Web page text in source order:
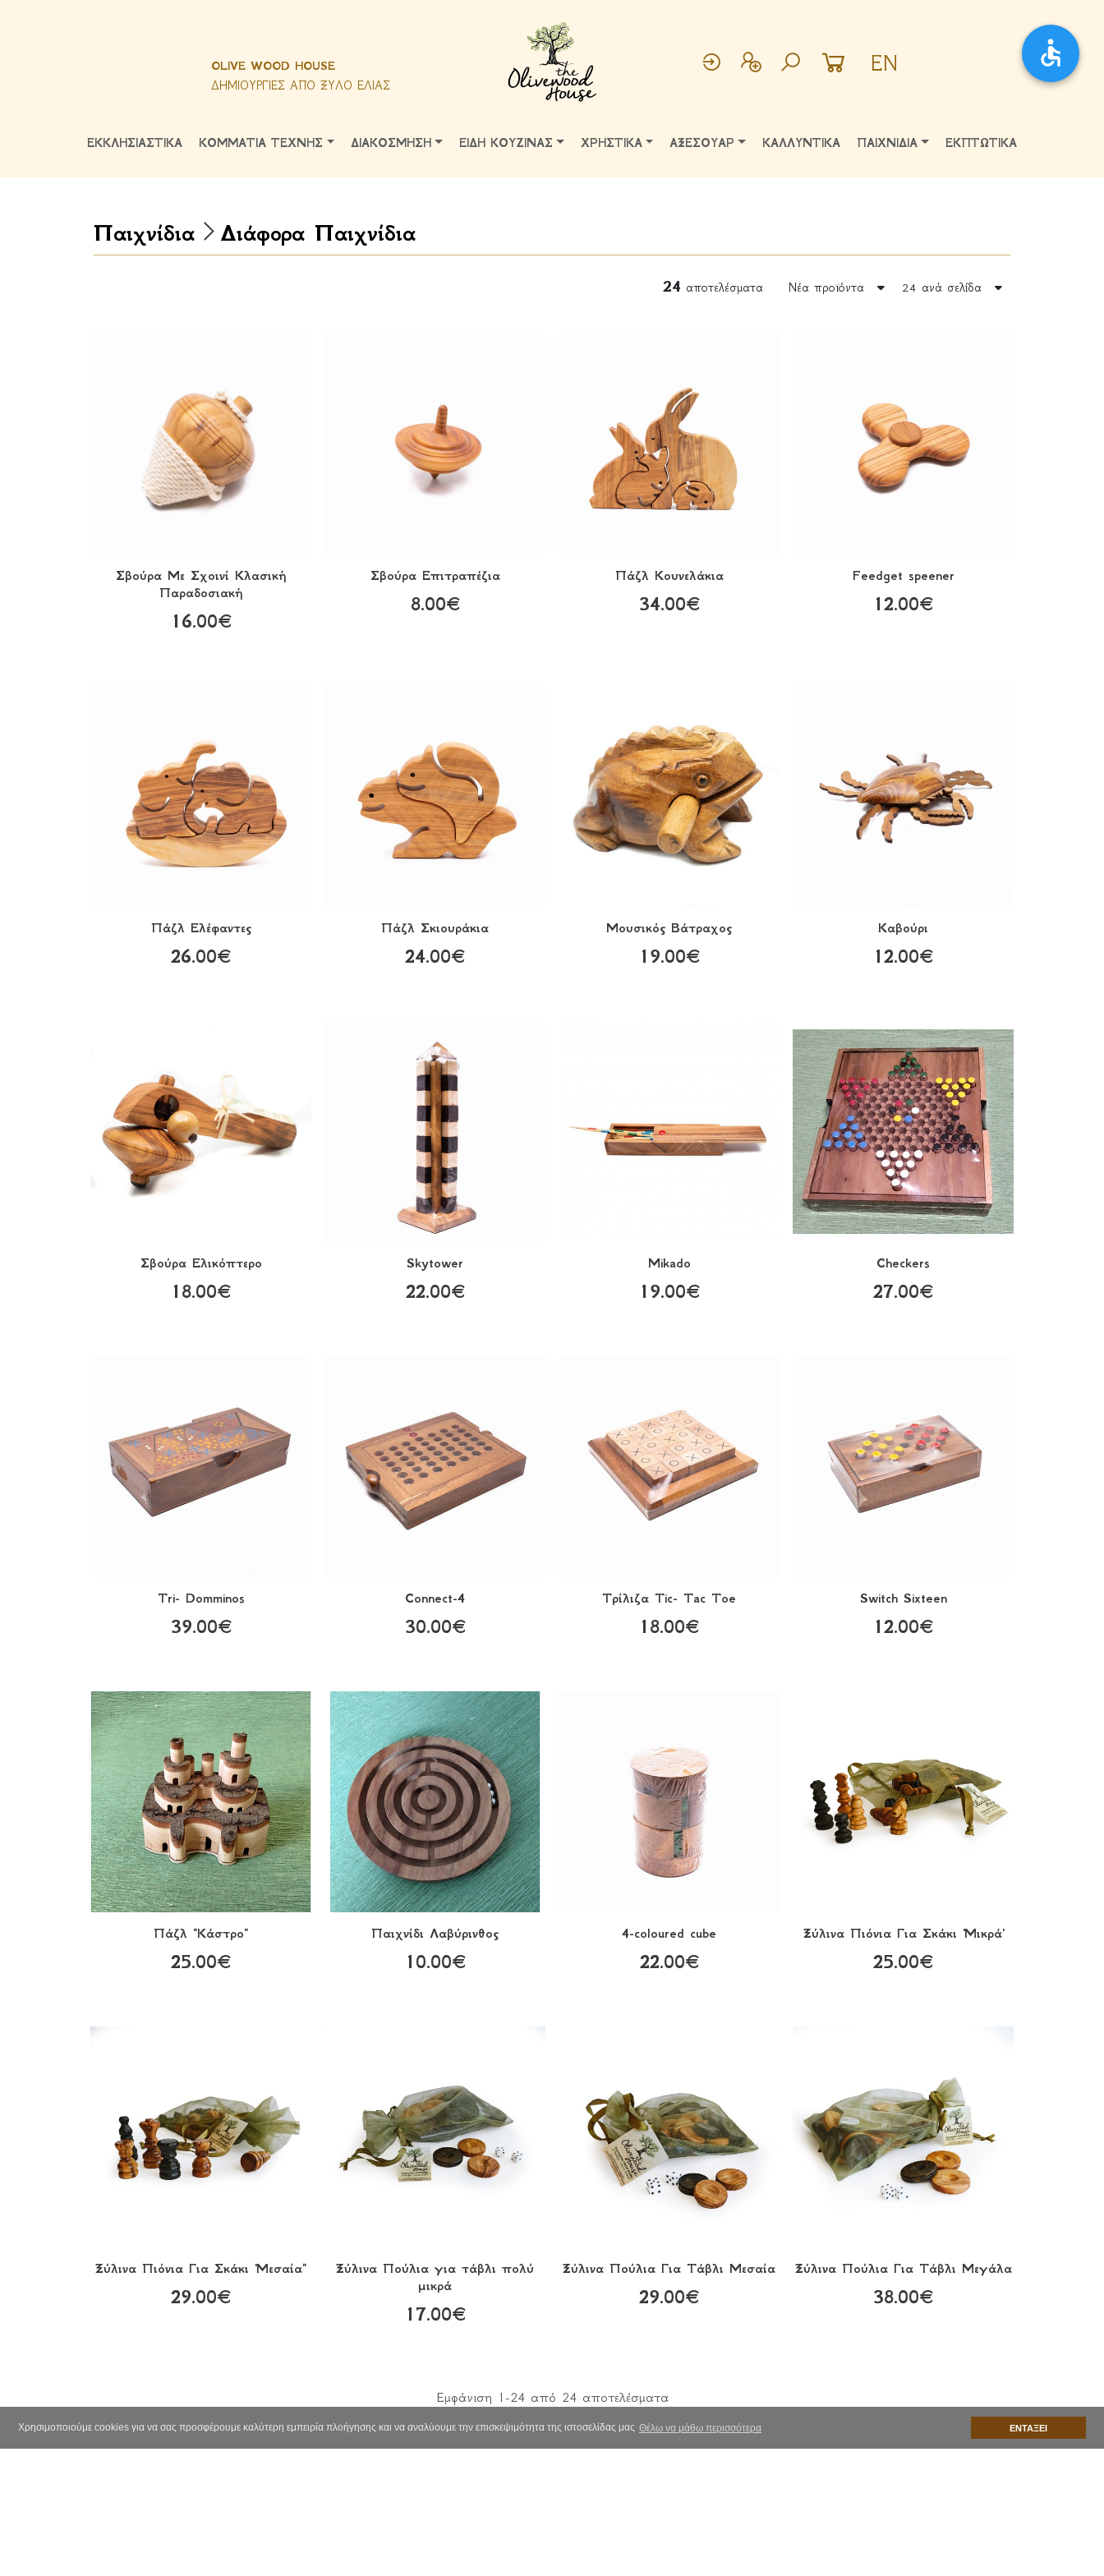
Χρησιμοποιούμε cookies για να σας προσφέρουμε καλύτερη εμπειρία πλοήγησης και να αναλύουμε την επισκεψιμότητα της ιστοσελίδας μας Θέλω να μάθω περισσότερα ΕΝΤΑΞΕΙ
OLIVE WOOD HOUSE
ΔΗΜΙΟΥΡΓΙΕΣ ΑΠΟ ΞΥΛΟ ΕΛΙΑΣ
EN
ΕΚΚΛΗΣΙΑΣΤΙΚΑ ΚΟΜΜΑΤΙΑ ΤΕΧΝΗΣ ΔΙΑΚΟΣΜΗΣΗ ΕΙΔΗ ΚΟΥΖΙΝΑΣ ΧΡΗΣΤΙΚΑ ΑΞΕΣΟΥΑΡ ΚΑΛΛΥΝΤΙΚΑ ΠΑΙΧΝΙΔΙΑ ΕΚΠΤΩΤΙΚΑ
Παιχνίδια Διάφορα Παιχνίδια
24 αποτελέσματα Νέα προϊόντα 24 ανά σελίδα
Σβούρα Με Σχοινί Κλασική
Παραδοσιακή
16.00€
Σβούρα Eπιτραπέζια
8.00€
Πάζλ Kουνελάκια
34.00€
Feedget speener
12.00€
Πάζλ Eλέφαντες
26.00€
Πάζλ Σκιουράκια
24.00€
Μουσικός Βάτραχος
19.00€
Καβούρι
12.00€
Σβούρα Eλικόπτερο
18.00€
Skytower
22.00€
Mikado
19.00€
Checkers
27.00€
Tri- Domminos
39.00€
Connect-4
30.00€
Τρίλιζα Tic- Tac Toe
18.00€
Switch Sixteen
12.00€
Πάζλ "Κάστρο"
25.00€
Παιχνίδι Λαβύρινθος
10.00€
4-coloured cube
22.00€
Ξύλινα Πιόνια Για Σκάκι 'Μικρά'
25.00€
Ξύλινα Πιόνια Για Σκάκι 'Μεσαία"
29.00€
Ξύλινα Πούλια για τάβλι πολύ
μικρά
17.00€
Ξύλινα Πούλια Για Τάβλι Μεσαία
29.00€
Ξύλινα Πούλια Για Τάβλι Μεγάλα
38.00€
Εμφάνιση 1-24 από 24 αποτελέσματα